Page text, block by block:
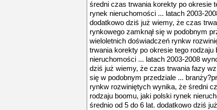
średni czas trwania korekty po okresie
rynek nieruchomości ... latach 2003-
dodatkowo dziś już wiemy, że czas
rynkowego zamknął się w podobnym
wieloletnich doświadczeń rynkw
trwania korekty po okresie tego rodzaju
nieruchomości ... latach 2003-2008
dziś już wiemy, że czas trwania fazy
się w podobnym przedziale ...
rynkw rozwiniętych wynika, że średni
rodzaju boomu, jaki polski rynek
średnio od 5 do 6 lat. dodatkowo dziś